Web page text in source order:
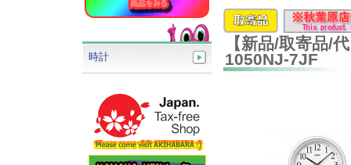
【新品/取寄品/
1050NJ-7JF
時計